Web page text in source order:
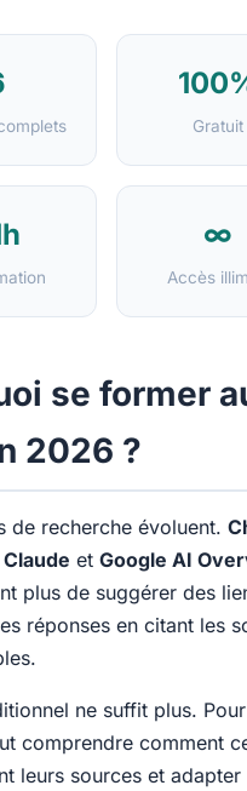
Gratuit
∞
Accès
se former
2026 ?
de recherche évoluent.
Claude et Google AI
plus de suggérer des
réponses en citant les
ne suffit plus.
comprendre comment
leurs sources et adapter